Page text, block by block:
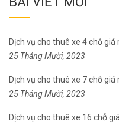
Dịch vụ cho thuê xe 4 chỗ giá
25 Tháng Mười, 2023
Dịch vụ cho thuê xe 7 chỗ giá
25 Tháng Mười, 2023
Dịch vụ cho thuê xe 16 chỗ